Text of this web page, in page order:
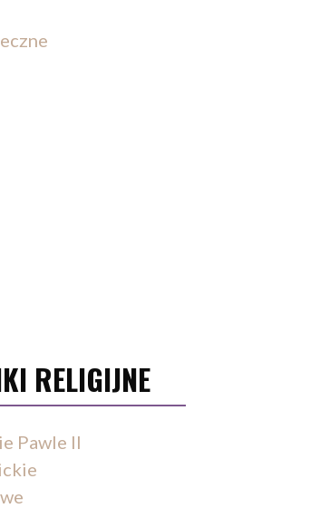
RELIGIJNE
Pawle II